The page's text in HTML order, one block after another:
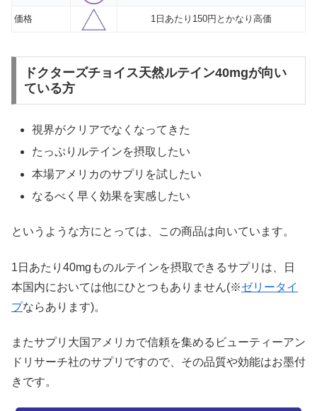
価格 1日あたり150円とかなり高価
ドクターズチョイス天然ルテイン40mgが向い
ている方
視界がクリアでなくなってきた
たっぷりルテインを摂取したい
本場アメリカのサプリを試したい
なるべく早く効果を実感したい
というような方にとっては、この商品は向いています。
1日あたり40mgものルテインを摂取できるサプリは、日
本国内においては他にひとつもありません(※ゼリータイ
プならあります)。
またサプリ大国アメリカで信頼を集めるビューティーアン
ドリサーチ社のサプリですので、その品質や効能はお墨付
きです。